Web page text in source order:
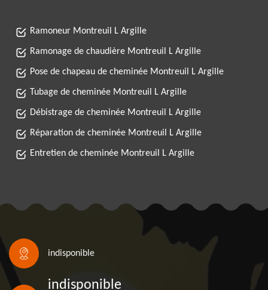
Ramoneur Montreuil L Argille
Ramonage de chaudière Montreuil L Argille
Pose de chapeau de cheminée Montreuil L Argille
Tubage de cheminée Montreuil L Argille
Débistrage de cheminée Montreuil L Argille
Réparation de cheminée Montreuil L Argille
Entretien de cheminée Montreuil L Argille
indisponible
indisponible